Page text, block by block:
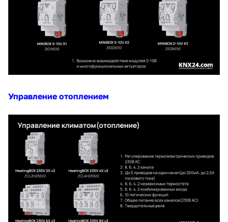
Управление отоплением